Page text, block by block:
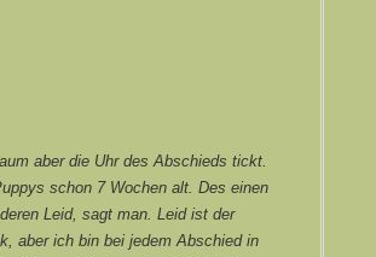
aber die Uhr des Abschieds tickt.
schon 7 Wochen alt. Des einen
Leid, sagt man. Leid ist der
aber ich bin bei jedem Abschied in